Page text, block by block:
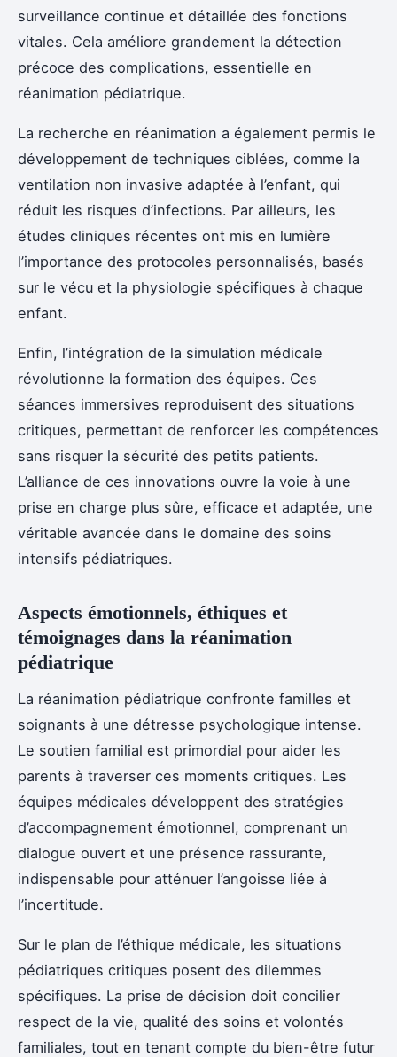
surveillance continue et détaillée des fonctions
vitales. Cela améliore grandement la détection
précoce des complications, essentielle en
réanimation pédiatrique.
La recherche en réanimation a également permis le
développement de techniques ciblées, comme la
ventilation non invasive adaptée à l’enfant, qui
réduit les risques d’infections. Par ailleurs, les
études cliniques récentes ont mis en lumière
l’importance des protocoles personnalisés, basés
sur le vécu et la physiologie spécifiques à chaque
enfant.
Enfin, l’intégration de la simulation médicale
révolutionne la formation des équipes. Ces
séances immersives reproduisent des situations
critiques, permettant de renforcer les compétences
sans risquer la sécurité des petits patients.
L’alliance de ces innovations ouvre la voie à une
prise en charge plus sûre, efficace et adaptée, une
véritable avancée dans le domaine des soins
intensifs pédiatriques.
Aspects émotionnels, éthiques et
témoignages dans la réanimation
pédiatrique
La réanimation pédiatrique confronte familles et
soignants à une détresse psychologique intense.
Le soutien familial est primordial pour aider les
parents à traverser ces moments critiques. Les
équipes médicales développent des stratégies
d’accompagnement émotionnel, comprenant un
dialogue ouvert et une présence rassurante,
indispensable pour atténuer l’angoisse liée à
l’incertitude.
Sur le plan de l’éthique médicale, les situations
pédiatriques critiques posent des dilemmes
spécifiques. La prise de décision doit concilier
respect de la vie, qualité des soins et volontés
familiales, tout en tenant compte du bien-être futur